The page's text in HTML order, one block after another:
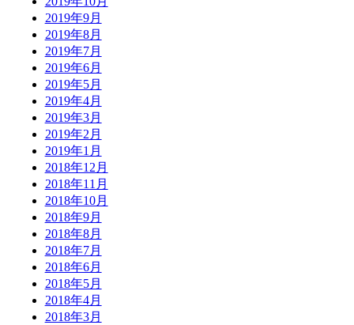
2019年9月
2019年8月
2019年7月
2019年6月
2019年5月
2019年4月
2019年3月
2019年2月
2019年1月
2018年12月
2018年11月
2018年10月
2018年9月
2018年8月
2018年7月
2018年6月
2018年5月
2018年4月
2018年3月